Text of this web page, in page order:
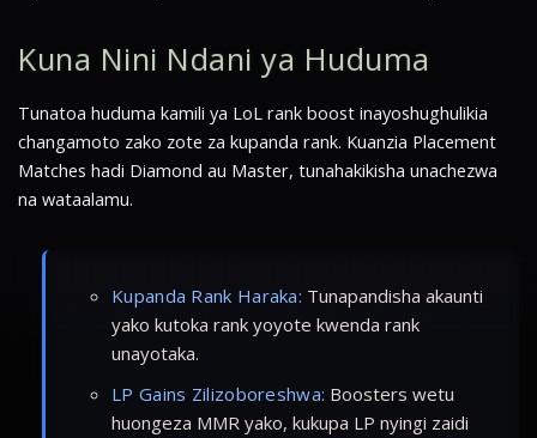
Kuna Nini Ndani ya Huduma
Tunatoa huduma kamili ya LoL rank boost inayoshughulikia
changamoto zako zote za kupanda rank. Kuanzia Placement
Matches hadi Diamond au Master, tunahakikisha unachezwa
na wataalamu.
Kupanda Rank Haraka: Tunapandisha akaunti
yako kutoka rank yoyote kwenda rank
unayotaka.
LP Gains Zilizoboreshwa: Boosters wetu
huongeza MMR yako, kukupa LP nyingi zaidi